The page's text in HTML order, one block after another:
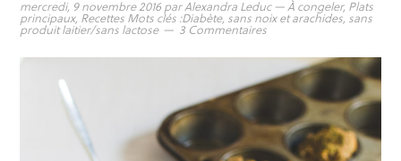
mercredi, 9 novembre 2016 parAlexandra Leduc — À congeler, Plats
principaux, Recettes Mots clés :Diabète, sans noix et arachides, sans
produit laitier/sans lactose 3 Commentaires